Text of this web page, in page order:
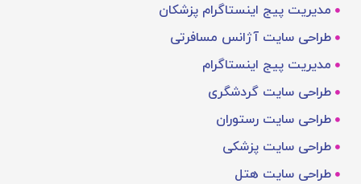
مدیریت پیج اینستاگرام پزشکان
طراحی سایت آژانس مسافرتی
مدیریت پیج اینستاگرام
طراحی سایت گردشگری
طراحی سایت رستوران
طراحی سایت پزشکی
طراحی سایت هتل